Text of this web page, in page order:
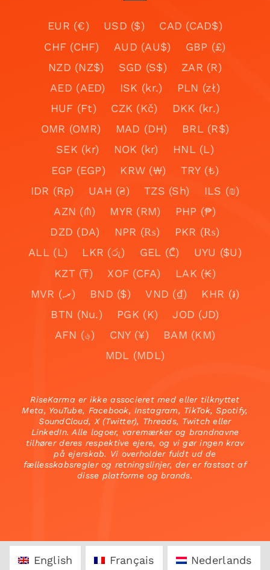
EUR (€) USD ($)
CAD (CAD$)
CHF (CHF)
AUD (AU$)
GBP (£)
NZD (NZ$)
SGD (S$)
ZAR (R)
AED (AED)
ISK (kr.)
PLN (zł)
HUF (Ft)
CZK (Kč)
DKK (kr.)
OMR (OMR)
MAD (DH)
BRL (R$)
SEK (kr)
NOK (kr)
HNL (L)
EGP (EGP)
KRW (₩)
TRY (₺)
IDR (Rp)
UAH (₴) TZS (Sh)
ILS (₪)
AZN (₼)
MYR (RM)
PHP (₱)
DZD (DA)
NPR (₨)
PKR (₨)
ALL (L)
LKR (රු) GEL (₾)
UYU ($U)
KZT (₸)
XOF (CFA)
LAK (₭)
MVR (.ރ)
BND ($) VND (₫)
KHR (៛)
BTN (Nu.)
PGK (K)
JOD (JD)
AFN (؋)
CNY (¥)
BAM (KM)
MDL (MDL)
RiseKarma er ikke associeret med eller tilknyttet
Meta, YouTube, Facebook, Instagram, TikTok, Spotify,
SoundCloud, X (Twitter), Threads, Twitch eller
LinkedIn. Alle logoer, varemærker og brandnavne
tilhører deres respektive ejere, og vi gør ingen krav
på ejerskab. Vi overholder fuldt ud de
fællesskabsregler og retningslinjer, der er fastsat af
disse platforme og brands.
English Français Nederlands